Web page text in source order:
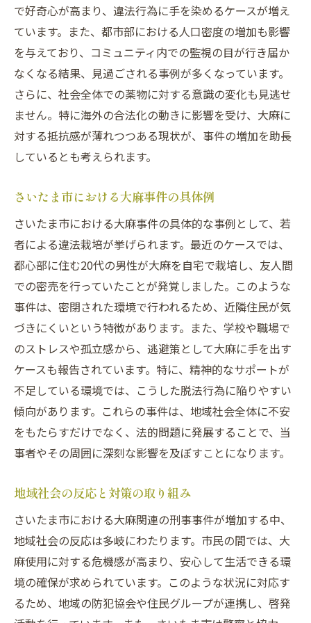
地域社会における弁護士の役割と貢献
刑事事件解決のために知っておきたい法的サポ
ート
刑事事件における法的サポートの種類
弁護士選びの重要ポイント
法的サポートを受ける際の費用と手続き
刑事事件における相談窓口の活用法
弁護士とのコミュニケーションの取り方
不起訴のプロセスを理解し不安を軽減する方法
不起訴決定までの流れを詳しく解説
法的プロセスへの不安を和らげる方法
不起訴を目指すための心構えと準備
弁護士との連携で不安を軽減する方法
不起訴に向けた心のケアとサポート
法的プロセスの透明性と依頼者の安心感
大麻が絡む刑事事件における弁護士選びのポイ
ント
信頼できる弁護士を選ぶための基準
大麻事件に強い弁護士の特徴
ト
大麻事件の経験が豊富な弁護士の探し方
弁護士との初回相談で確認すべき事項
依頼者と弁護士の信頼関係の築き方
で好奇心が高まり、違法行為に手を染めるケースが増え
ています。また、都市部における人口密度の増加も影響
を与えており、コミュニティ内での監視の目が行き届か
なくなる結果、見過ごされる事例が多くなっています。
さらに、社会全体での薬物に対する意識の変化も見逃せ
ません。特に海外の合法化の動きに影響を受け、大麻に
対する抵抗感が薄れつつある現状が、事件の増加を助長
しているとも考えられます。
さいたま市における大麻事件の具体例
さいたま市における大麻事件の具体的な事例として、若
者による違法栽培が挙げられます。最近のケースでは、
都心部に住む20代の男性が大麻を自宅で栽培し、友人間
での密売を行っていたことが発覚しました。このような
事件は、密閉された環境で行われるため、近隣住民が気
づきにくいという特徴があります。また、学校や職場で
のストレスや孤立感から、逃避策として大麻に手を出す
ケースも報告されています。特に、精神的なサポートが
不足している環境では、こうした脱法行為に陥りやすい
傾向があります。これらの事件は、地域社会全体に不安
をもたらすだけでなく、法的問題に発展することで、当
事者やその周囲に深刻な影響を及ぼすことになります。
地域社会の反応と対策の取り組み
さいたま市における大麻関連の刑事事件が増加する中、
地域社会の反応は多岐にわたります。市民の間では、大
麻使用に対する危機感が高まり、安心して生活できる環
境の確保が求められています。このような状況に対応す
るため、地域の防犯協会や住民グループが連携し、啓発